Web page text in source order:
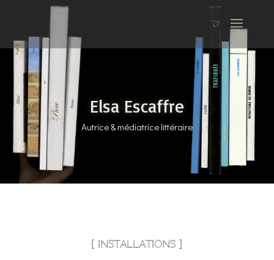
Elsa Escaffre
Autrice & médiatrice littéraire
[ installations ]